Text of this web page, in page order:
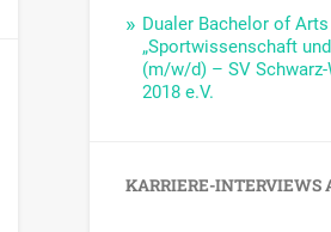
Dualer Bachelor of Arts
„Sportwissenschaft
(m/w/d) – SV
2018 e.V.
KARRIERE-INTERVIEWS